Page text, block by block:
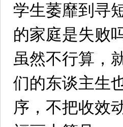
学生萎靡到寻
的家庭是失败
虽然不行算，
们的东谈主生
序，不把收效